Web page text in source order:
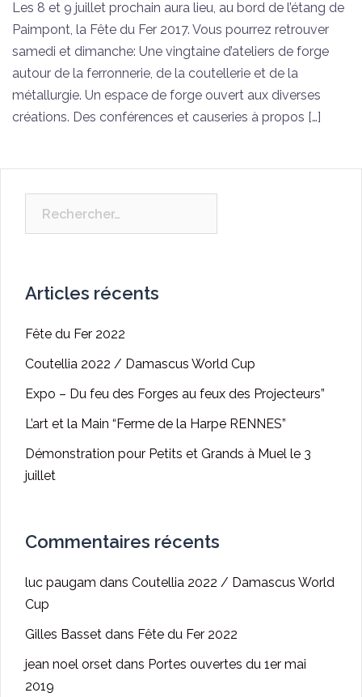
Les 8 et 9 juillet prochain aura lieu, au bord de l’étang de
Paimpont, la Fête du Fer 2017. Vous pourrez retrouver
samedi et dimanche: Une vingtaine d’ateliers de forge
autour de la ferronnerie, de la coutellerie et de la
métallurgie. Un espace de forge ouvert aux diverses
créations. Des conférences et causeries à propos […]
Articles récents
Fête du Fer 2022
Coutellia 2022 / Damascus World Cup
Expo – Du feu des Forges au feux des Projecteurs”
L’art et la Main “Ferme de la Harpe RENNES”
Démonstration pour Petits et Grands à Muel le 3
juillet
Commentaires récents
luc paugam dans Coutellia 2022 / Damascus World
Cup
Gilles Basset dans Fête du Fer 2022
jean noel orset dans Portes ouvertes du 1er mai
2019